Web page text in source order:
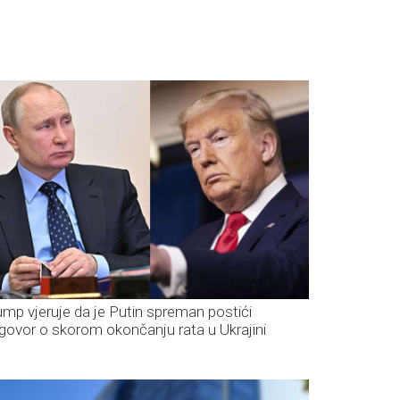
vjeruje da je Putin spreman postići
o skorom okončanju rata u Ukrajini